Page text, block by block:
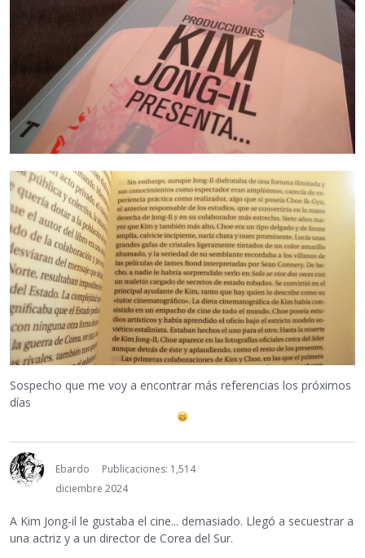
Sospecho que me voy a encontrar más referencias los próximos
días
Ebardo
Publicaciones: 1,514
diciembre 2024
A Kim Jong-il le gustaba el cine... demasiado. Llegó a secuestrar a
una actriz y a un director de Corea del Sur.